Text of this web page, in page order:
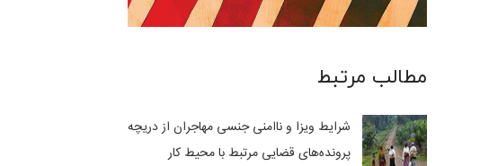
مطالب مرتبط
شرایط ویزا و ناامنی جنسی مهاجران از دریچه
پرونده‌های قضایی مرتبط با محیط کار